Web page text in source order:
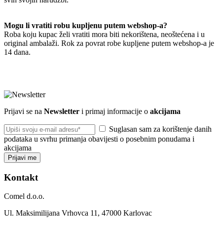
Mogu li vratiti robu kupljenu putem webshop-a?
Roba koju kupac želi vratiti mora biti nekorištena, neoštećena i u
original ambalaži. Rok za povrat robe kupljene putem webshop-a je
14 dana.
Prijavi se na Newsletter i primaj informacije o akcijama
Suglasan sam za korištenje danih
podataka u svrhu primanja obavijesti o posebnim ponudama i
akcijama
Prijavi me
Kontakt
Comel d.o.o.
Ul. Maksimilijana Vrhovca 11, 47000 Karlovac